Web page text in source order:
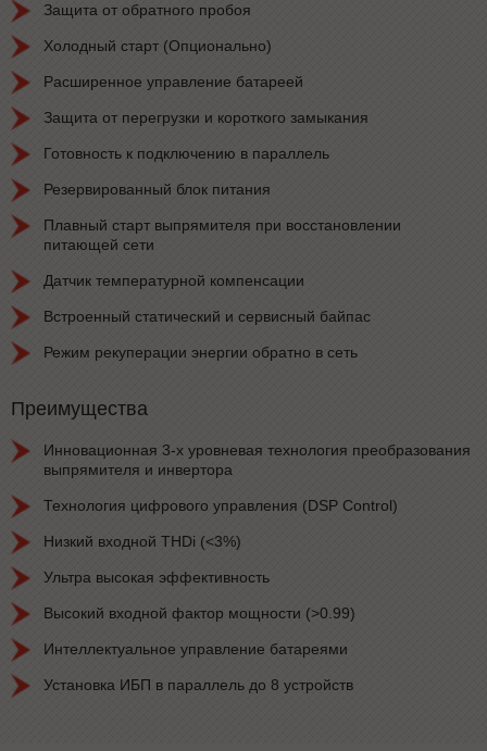
Защита от обратного пробоя
Холодный старт (Опционально)
Расширенное управление батареей
Защита от перегрузки и короткого замыкания
Готовность к подключению в параллель
Резервированный блок питания
Плавный старт выпрямителя при восстановлении
питающей сети
Датчик температурной компенсации
Встроенный статический и сервисный байпас
Режим рекуперации энергии обратно в сеть
Преимущества
Инновационная 3-х уровневая технология преобразования
выпрямителя и инвертора
Технология цифрового управления (DSP Control)
Низкий входной THDi (<3%)
Ультра высокая эффективность
Высокий входной фактор мощности (>0.99)
Интеллектуальное управление батареями
Установка ИБП в параллель до 8 устройств